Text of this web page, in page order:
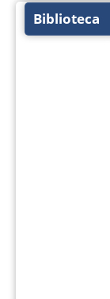
Biblioteca